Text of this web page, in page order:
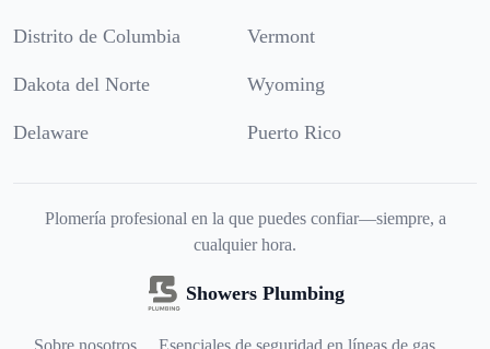
Distrito de Columbia Vermont
Dakota del Norte Wyoming
Delaware Puerto Rico
Plomería profesional en la que puedes confiar—siempre, a
cualquier hora.
Showers Plumbing
Sobre nosotros Esenciales de seguridad en líneas de gas